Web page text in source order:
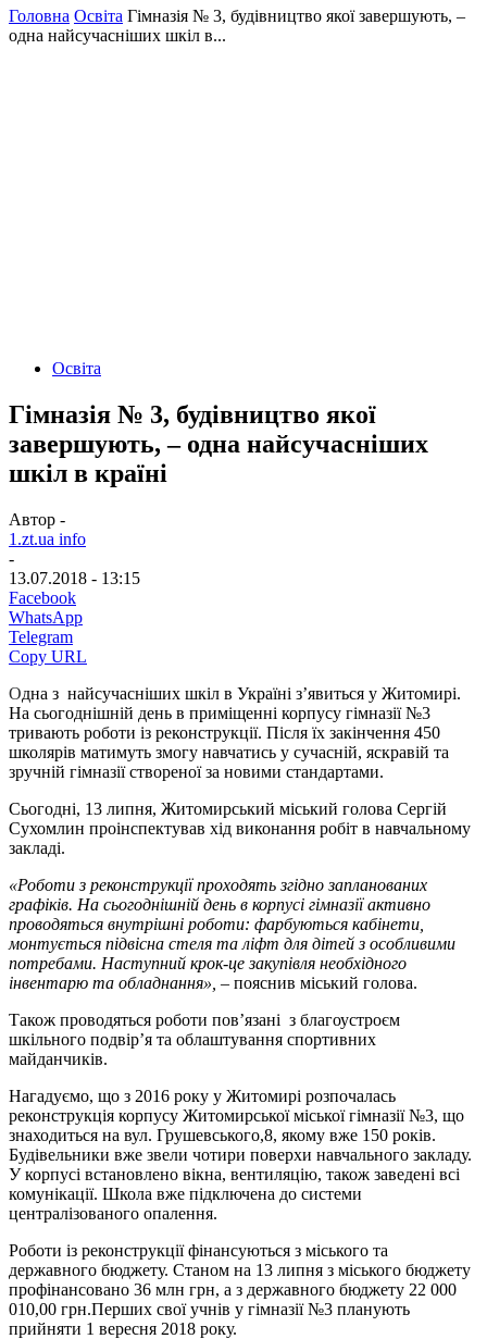
Головна Освіта Гімназія № 3, будівництво якої завершують, –
одна найсучасніших шкіл в...
Освіта
Гімназія № 3, будівництво якої
завершують, – одна найсучасніших
шкіл в країні
Автор -
1.zt.ua info
-
13.07.2018 - 13:15
Facebook
WhatsApp
Telegram
Copy URL
Одна з найсучасніших шкіл в Україні з’явиться у Житомирі.
На сьогоднішній день в приміщенні корпусу гімназії №3
тривають роботи із реконструкції. Після їх закінчення 450
школярів матимуть змогу навчатись у сучасній, яскравій та
зручній гімназії створеної за новими стандартами.
Сьогодні, 13 липня, Житомирський міський голова Сергій
Сухомлин проінспектував хід виконання робіт в навчальному
закладі.
«Роботи з реконструкції проходять згідно запланованих
графіків. На сьогоднішній день в корпусі гімназії активно
проводяться внутрішні роботи: фарбуються кабінети,
монтується підвісна стеля та ліфт для дітей з особливими
потребами. Наступний крок-це закупівля необхідного
інвентарю та обладнання», – пояснив міський голова.
Також проводяться роботи пов’язані з благоустроєм
шкільного подвір’я та облаштування спортивних
майданчиків.
Нагадуємо, що з 2016 року у Житомирі розпочалась
реконструкція корпусу Житомирської міської гімназії №3, що
знаходиться на вул. Грушевського,8, якому вже 150 років.
Будівельники вже звели чотири поверхи навчального закладу.
У корпусі встановлено вікна, вентиляцію, також заведені всі
комунікації. Школа вже підключена до системи
централізованого опалення.
Роботи із реконструкції фінансуються з міського та
державного бюджету. Станом на 13 липня з міського бюджету
профінансовано 36 млн грн, а з державного бюджету 22 000
010,00 грн.Перших свої учнів у гімназії №3 планують
прийняти 1 вересня 2018 року.